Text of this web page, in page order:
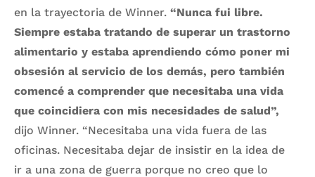
en la trayectoria de Winner. “Nunca fui libre.
Siempre estaba tratando de superar un trastorno
alimentario y estaba aprendiendo cómo poner mi
obsesión al servicio de los demás, pero también
comencé a comprender que necesitaba una vida
que coincidiera con mis necesidades de salud”,
dijo Winner. “Necesitaba una vida fuera de las
oficinas. Necesitaba dejar de insistir en la idea de
ir a una zona de guerra porque no creo que lo